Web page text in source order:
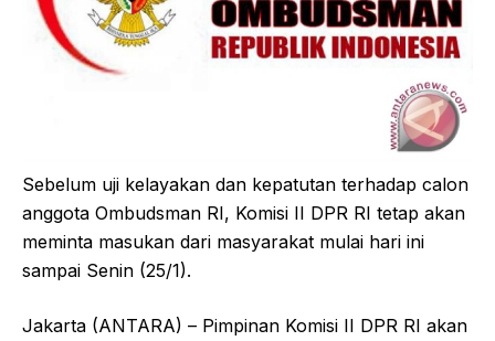
Sebelum uji kelayakan dan kepatutan terhadap calon
anggota Ombudsman RI, Komisi II DPR RI tetap akan
meminta masukan dari masyarakat mulai hari ini
sampai Senin (25/1).
Jakarta (ANTARA) – Pimpinan Komisi II DPR RI akan